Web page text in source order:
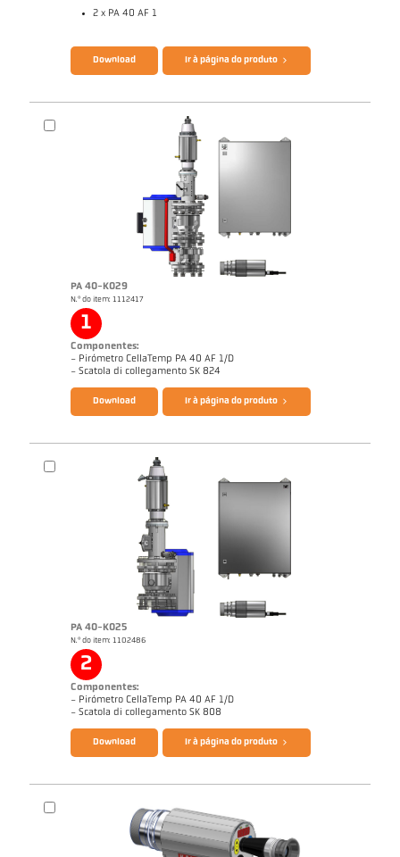
2 x PA 40 AF 1
Download Ir à página do produto
PA 40-K029
N.º do item: 1112417
1
Componentes:
- Pirómetro CellaTemp PA 40 AF 1/D
- Scatola di collegamento SK 824
Catálogo CellaTemp PA Questionário Pirômetro de radiação
Download Ir à página do produto
PA 40-K025
N.º do item: 1102486
2
Componentes:
- Pirómetro CellaTemp PA 40 AF 1/D
- Scatola di collegamento SK 808
Catálogo CellaTemp PA Questionário Pirômetro de radiação
Download Ir à página do produto